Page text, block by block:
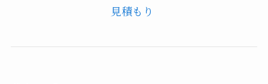
見積もり